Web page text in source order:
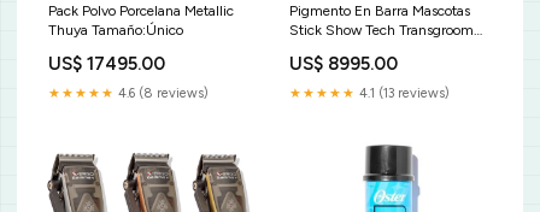
Pack Polvo Porcelana Metallic
Thuya Tamaño:Único
US$ 17495.00
★★★★★ 4.6 (8 reviews)
Pigmento En Barra Mascotas
Stick Show Tech Transgroom
US$ 8995.00
★★★★★ 4.1 (13 reviews)